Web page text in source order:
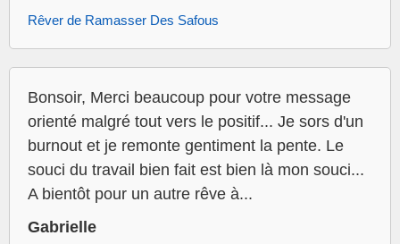
Rêver de Ramasser Des Safous
Bonsoir, Merci beaucoup pour votre message
orienté malgré tout vers le positif... Je sors d'un
burnout et je remonte gentiment la pente. Le
souci du travail bien fait est bien là mon souci...
A bientôt pour un autre rêve à...
Gabrielle